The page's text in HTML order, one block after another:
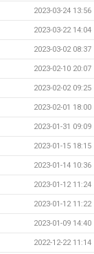
2023-03-24 13:56
2023-03-22 14:04
2023-03-02 08:37
2023-02-10 20:07
2023-02-02 09:25
2023-02-01 18:00
2023-01-31 09:09
2023-01-15 18:15
2023-01-14 10:36
2023-01-12 11:24
2023-01-12 11:22
2023-01-09 14:40
2022-12-22 11:14